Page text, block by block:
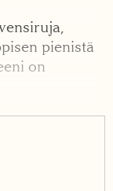
pienistä
on